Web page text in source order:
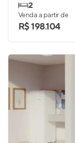
2
Venda a partir de
R$ 198.104